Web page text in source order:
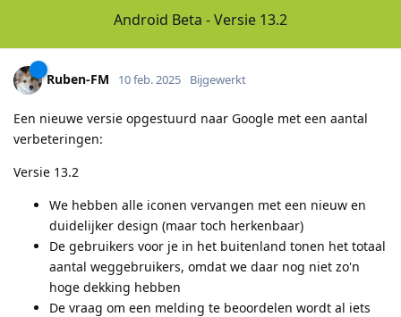
Android Beta - Versie 13.2
Ruben-FM 10 feb. 2025 Bijgewerkt
Een nieuwe versie opgestuurd naar Google met een aantal
verbeteringen:
Versie 13.2
We hebben alle iconen vervangen met een nieuw en
duidelijker design (maar toch herkenbaar)
De gebruikers voor je in het buitenland tonen het totaal
aantal weggebruikers, omdat we daar nog niet zo'n
hoge dekking hebben
De vraag om een melding te beoordelen wordt al iets